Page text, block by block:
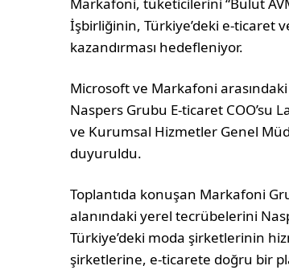
İşbirliğinin, Türkiye’deki e-ticaret
kazandırması hedefleniyor.
Microsoft ve Markafoni
Naspers Grubu E-ticaret COO’su
ve Kurumsal Hizmetler Genel Müdür
duyuruldu.
Toplantıda konuşan Markafoni
alanındaki yerel tecrübelerini
Türkiye’deki moda şirketlerinin
şirketlerine, e-ticarete doğru bir